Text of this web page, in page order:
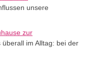
unsere
zur
im Alltag: bei der